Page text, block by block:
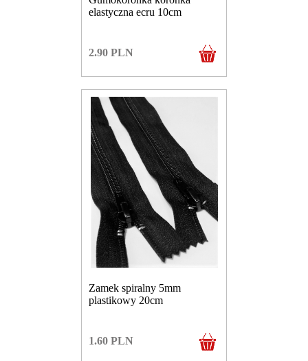
elastyczna ecru 10cm
2.90 PLN
Zamek spiralny 5mm
plastikowy 20cm
1.60 PLN